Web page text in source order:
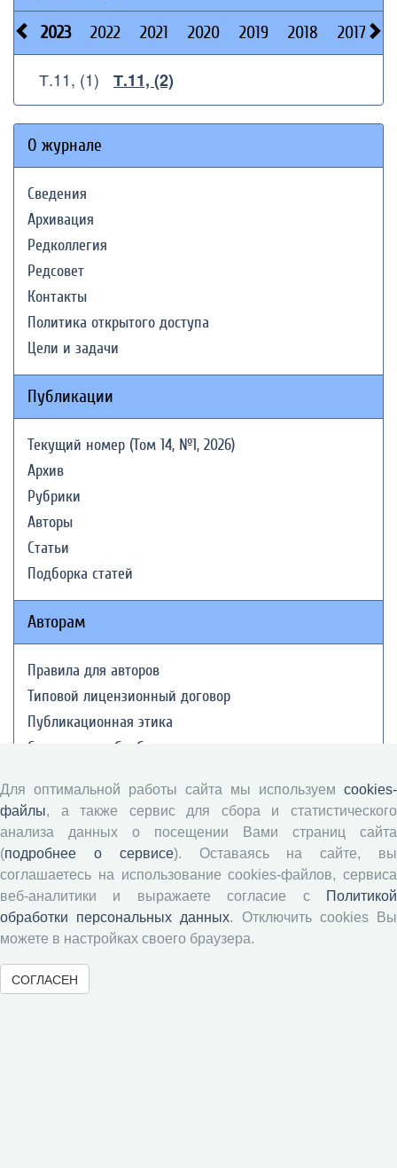
2023 2022 2021 2020 2019 2018 2017
Т.11, (1) Т.11, (2)
О журнале
Сведения
Архивация
Редколлегия
Редсовет
Контакты
Политика открытого доступа
Цели и задачи
Публикации
Текущий номер (Том 14, №1, 2026)
Архив
Рубрики
Авторы
Статьи
Подборка статей
Авторам
Правила для авторов
Типовой лицензионный договор
Публикационная этика
Согласие на обработку персональных данных
Рецензентам
Памятка рецензенту
Положение о рецензировании
Форма рецензии
Журналы ВолНЦ РАН
Для оптимальной работы сайта мы используем cookies-
файлы, а также сервис для сбора и статистического
анализа данных о посещении Вами страниц сайта
(подробнее о сервисе). Оставаясь на сайте, вы
соглашаетесь на использование cookies-файлов, сервиса
веб-аналитики и выражаете согласие с
Политикой
обработки персональных данных. Отключить cookies Вы
можете в настройках своего браузера.
СОГЛАСЕН